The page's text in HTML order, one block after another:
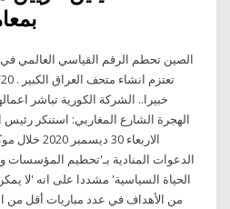
الصين تحطم الرقم القياسي العالمي في
الهجرة الشارع المغاربي: استنكر
الاربعاء 30
الدعوات المنادية بـ'تحطيم
الحياة السياسية' مشددا على انه 'لا
من الأهداف في عدد مباريات أقل من